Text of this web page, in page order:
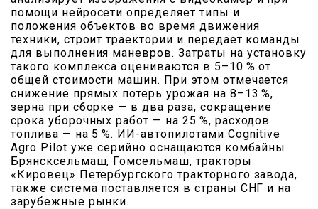
помощи нейросети определяет типы и
положения объектов во время движения
техники, строит траектории и передает команды
для выполнения маневров. Затраты на установку
такого комплекса оцениваются в 5–10 % от
общей стоимости машин. При этом отмечается
снижение прямых потерь урожая на 8–13 %,
зерна при сборке — в два раза, сокращение
срока уборочных работ — на 25 %, расходов
топлива — на 5 %. ИИ-автопилотами Cognitive
Agro Pilot уже серийно оснащаются комбайны
Брянсксельмаш, Гомсельмаш, тракторы
«Кировец» Петербургского тракторного завода,
также система поставляется в страны СНГ и на
зарубежные рынки.